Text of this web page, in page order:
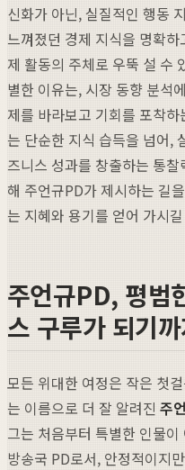
신화가 아닌, 실질적인 행동
느껴졌던 경제 지식을 명확
제 활동의 주체로 우뚝 설 수
별한 이유는, 시장 동향 분석
제를 바라보고 기회를 포착
는 단순한 지식 습득을 넘어,
즈니스 성과를 창출하는 통
해 주언규PD가 제시하는 길
는 지혜와 용기를 얻어 가시
주언규PD, 평범
스 구루가 되기
모든 위대한 여정은 작은 첫
는 이름으로 더 잘 알려진 주
그는 처음부터 특별한 인물
방송국 PD로서, 안정적이지